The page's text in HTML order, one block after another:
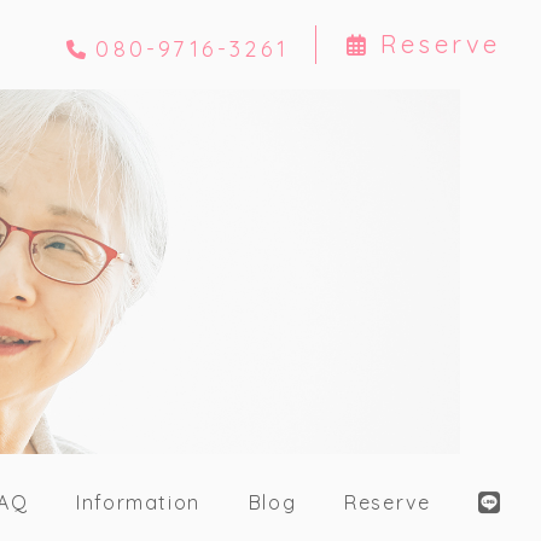
080-9716-3261 Reserve
Information Blog Reserve